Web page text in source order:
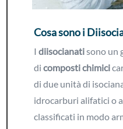
Cosa sono i
I diisocianatisono un
dicomposti chimici
di due unità di
idrocarburi alifatici o
classificati in modo